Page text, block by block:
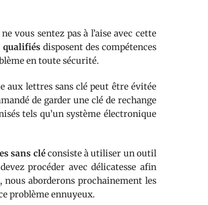
vous sentez pas à l’aise avec cette
qualifiés disposent des compétences
en toute sécurité.
aux lettres sans clé peut être évitée
de garder une clé de rechange
tels qu’un système électronique
sans cléconsiste à utiliser un outil
procéder avec délicatesse afin
aborderons prochainement les
problème ennuyeux.